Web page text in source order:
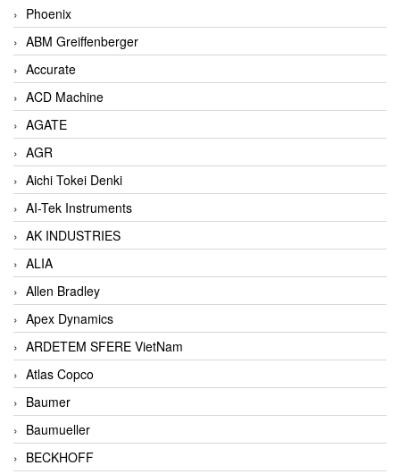
Phoenix
ABM Greiffenberger
Accurate
ACD Machine
AGATE
AGR
Aichi Tokei Denki
AI-Tek Instruments
AK INDUSTRIES
ALIA
Allen Bradley
Apex Dynamics
ARDETEM SFERE VietNam
Atlas Copco
Baumer
Baumueller
BECKHOFF